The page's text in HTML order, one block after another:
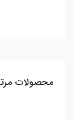
محصولات